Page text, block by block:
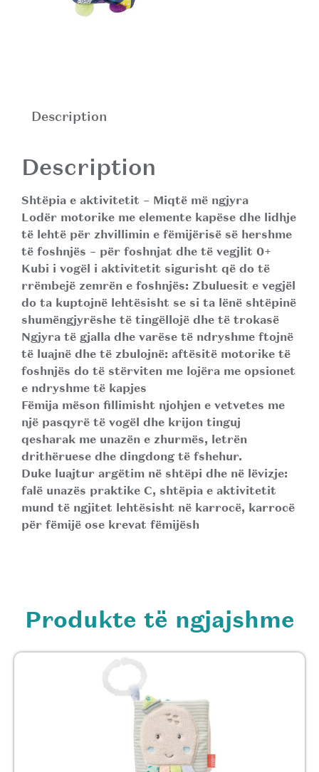
Description
Description
Shtëpia e aktivitetit – Miqtë më ngjyra
Lodër motorike me elemente kapëse dhe lidhje
të lehtë për zhvillimin e fëmijërisë së hershme
të foshnjës – për foshnjat dhe të vegjlit 0+
Kubi i vogël i aktivitetit sigurisht që do të
rrëmbejë zemrën e foshnjës: Zbuluesit e vegjël
do ta kuptojnë lehtësisht se si ta lënë shtëpinë
shumëngjyrëshe të tingëllojë dhe të trokasë
Ngjyra të gjalla dhe varëse të ndryshme ftojnë
të luajnë dhe të zbulojnë: aftësitë motorike të
foshnjës do të stërviten me lojëra me opsionet
e ndryshme të kapjes
Fëmija mëson fillimisht njohjen e vetvetes me
një pasqyrë të vogël dhe krijon tinguj
qesharak me unazën e zhurmës, letrën
drithëruese dhe dingdong të fshehur.
Duke luajtur argëtim në shtëpi dhe në lëvizje:
falë unazës praktike C, shtëpia e aktivitetit
mund të ngjitet lehtësisht në karrocë, karrocë
për fëmijë ose krevat fëmijësh
Produkte të ngjajshme